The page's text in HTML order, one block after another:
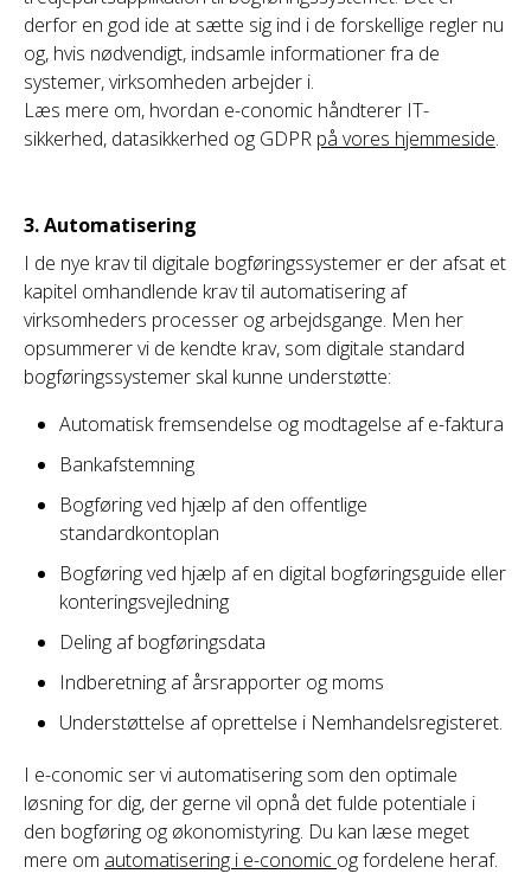
derfor en god ide at sætte sig ind i de forskellige regler nu
og, hvis nødvendigt, indsamle informationer fra de
systemer, virksomheden arbejder i.
Læs mere om, hvordan e-conomic håndterer IT-
sikkerhed, datasikkerhed og GDPR på vores hjemmeside.
3. Automatisering
I de nye krav til digitale bogføringssystemer er der afsat et
kapitel omhandlende krav til automatisering af
virksomheders processer og arbejdsgange. Men her
opsummerer vi de kendte krav, som digitale standard
bogføringssystemer skal kunne understøtte:
Automatisk fremsendelse og modtagelse af e-faktura
Bankafstemning
Bogføring ved hjælp af den offentlige
standardkontoplan
Bogføring ved hjælp af en digital bogføringsguide eller
konteringsvejledning
Deling af bogføringsdata
Indberetning af årsrapporter og moms
Understøttelse af oprettelse i Nemhandelsregisteret.
I e-conomic ser vi automatisering som den optimale
løsning for dig, der gerne vil opnå det fulde potentiale i
den bogføring og økonomistyring. Du kan læse meget
mere om automatisering i e-conomic og fordelene heraf.